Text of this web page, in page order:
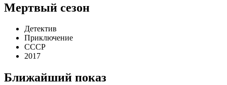
Мертвый сезон
Детектив
Приключение
СССР
2017
Ближайший показ